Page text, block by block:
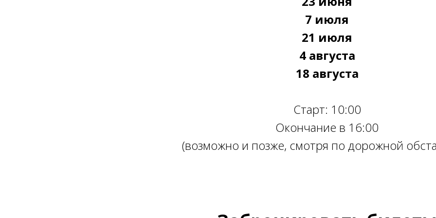
7 июля
21 июля
4 августа
18 августа
Старт: 10:00
Окончание в 16:00
(возможно и позже, смотря по дорожной